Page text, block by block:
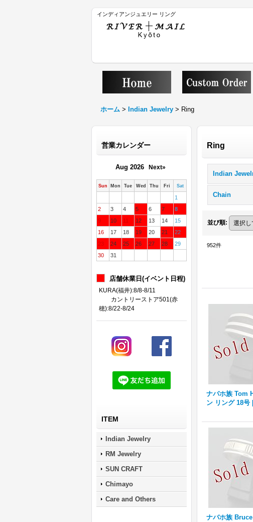
インディアンジュエリー リング
ホーム > Indian Jewelry > Ring
営業カレンダー
Aug 2026 Next»
Sun Mon Tue Wed Thu Fri Sat
1
2
3 4 5 6 7
8
9
10 11 12 13 14
15
16
17 18 19 20 21
22
23
24 25 26 27 28
29
30
31
店舗休業日(イベント日程)
KURA(福井):8/8-8/11
カントリーストア501(赤
穂):8/22-8/24
ITEM
Indian Jewelry
RM Jewelry
SUN CRAFT
Chimayo
Care and Others
Ring
Indian
Chain
並び順:
952件
ナバホ族 Tom
ン リング 18号
ナバホ族